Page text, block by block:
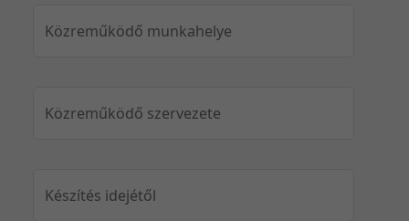
Közreműködő munkahelye
Közreműködő szervezete
Készítés idejétől